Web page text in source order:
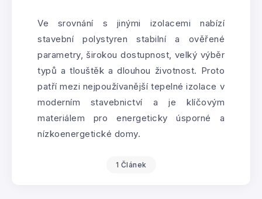
Ve srovnání s jinými izolacemi nabízí
stavební polystyren stabilní a ověřené
parametry, širokou dostupnost, velký výběr
typů a tlouštěk a dlouhou životnost. Proto
patří mezi nejpoužívanější tepelné izolace v
moderním stavebnictví a je klíčovým
materiálem pro energeticky úsporné a
nízkoenergetické domy.
1 Článek